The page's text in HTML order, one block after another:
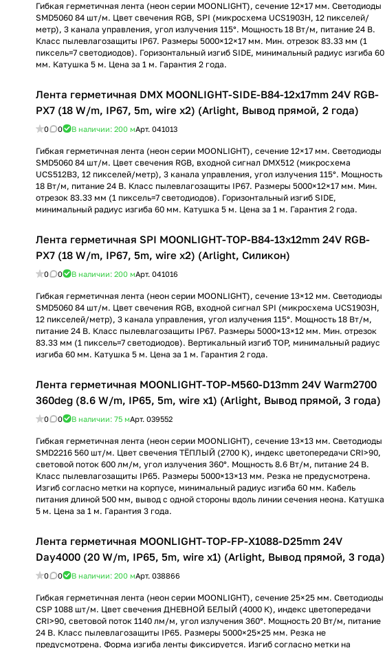
Гибкая герметичная лента (неон серии MOONLIGHT), сечение 12×17 мм. Светодиоды
SMD5060 84 шт/м. Цвет свечения RGB, SPI (микросхема UCS1903H, 12 пикселей/
метр), 3 канала управления, угол излучения 115°. Мощность 18 Вт/м, питание 24 В.
Класс пылевлагозащиты IP67. Размеры 5000×12×17 мм. Мин. отрезок 83.33 мм (1
пиксель=7 светодиодов). Горизонтальный изгиб SIDE, минимальный радиус изгиба 60
мм. Катушка 5 м. Цена за 1 м. Гарантия 2 года.
Лента герметичная DMX MOONLIGHT-SIDE-B84-12x17mm 24V RGB-
PX7 (18 W/m, IP67, 5m, wire x2) (Arlight, Вывод прямой, 2 года)
0 0 В наличии: 200 мАрт. 041013
Гибкая герметичная лента (неон серии MOONLIGHT), сечение 12×17 мм. Светодиоды
SMD5060 84 шт/м. Цвет свечения RGB, входной сигнал DMX512 (микросхема
UCS512B3, 12 пикселей/метр), 3 канала управления, угол излучения 115°. Мощность
18 Вт/м, питание 24 В. Класс пылевлагозащиты IP67. Размеры 5000×12×17 мм. Мин.
отрезок 83.33 мм (1 пиксель=7 светодиодов). Горизонтальный изгиб SIDE,
минимальный радиус изгиба 60 мм. Катушка 5 м. Цена за 1 м. Гарантия 2 года.
Лента герметичная SPI MOONLIGHT-TOP-B84-13x12mm 24V RGB-
PX7 (18 W/m, IP67, 5m, wire x2) (Arlight, Силикон)
0 0 В наличии: 200 мАрт. 041016
Гибкая герметичная лента (неон серии MOONLIGHT), сечение 13×12 мм. Светодиоды
SMD5060 84 шт/м. Цвет свечения RGB, входной сигнал SPI (микросхема UCS1903H,
12 пикселей/метр), 3 канала управления, угол излучения 115°. Мощность 18 Вт/м,
питание 24 В. Класс пылевлагозащиты IP67. Размеры 5000×13×12 мм. Мин. отрезок
83.33 мм (1 пиксель=7 светодиодов). Вертикальный изгиб TOP, минимальный радиус
изгиба 60 мм. Катушка 5 м. Цена за 1 м. Гарантия 2 года.
Лента герметичная MOONLIGHT-TOP-M560-D13mm 24V Warm2700
360deg (8.6 W/m, IP65, 5m, wire x1) (Arlight, Вывод прямой, 3 года)
0 0 В наличии: 75 мАрт. 039552
Гибкая герметичная лента (неон серии MOONLIGHT), сечение 13×13 мм. Светодиоды
SMD2216 560 шт/м. Цвет свечения ТЁПЛЫЙ (2700 К), индекс цветопередачи CRI>90,
световой поток 600 лм/м, угол излучения 360°. Мощность 8.6 Вт/м, питание 24 В.
Класс пылевлагозащиты IP65. Размеры 5000×13×13 мм. Резка не предусмотрена.
Изгиб согласно метки на корпусе, минимальный радиус изгиба 60 мм. Кабель
питания длиной 500 мм, вывод с одной стороны вдоль линии сечения неона. Катушка
5 м. Цена за 1 м. Гарантия 3 года.
Лента герметичная MOONLIGHT-TOP-FP-X1088-D25mm 24V
Day4000 (20 W/m, IP65, 5m, wire x1) (Arlight, Вывод прямой, 3 года)
0 0 В наличии: 200 мАрт. 038866
Гибкая герметичная лента (неон серии MOONLIGHT), сечение 25×25 мм. Светодиоды
CSP 1088 шт/м. Цвет свечения ДНЕВНОЙ БЕЛЫЙ (4000 К), индекс цветопередачи
CRI>90, световой поток 1140 лм/м, угол излучения 360°. Мощность 20 Вт/м, питание
24 В. Класс пылевлагозащиты IP65. Размеры 5000×25×25 мм. Резка не
предусмотрена. Форма изгиба ленты фиксируется. Изгиб согласно метки на